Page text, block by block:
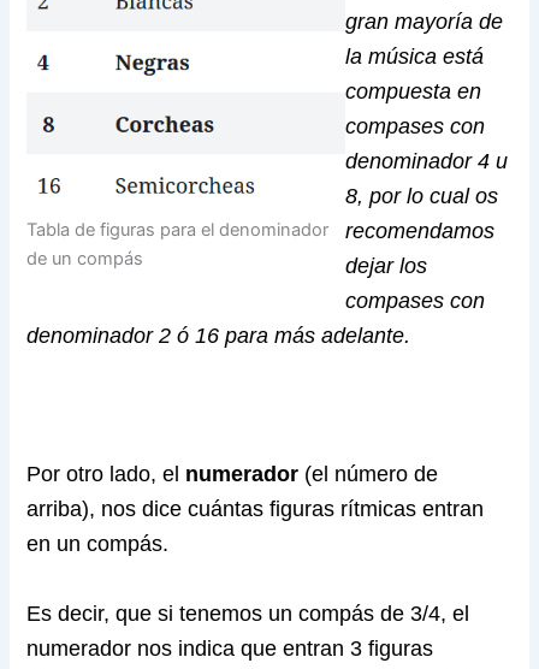
Tabla de figuras para el denominador
de un compás
gran mayoría de
la música está
compuesta en
compases con
denominador 4 u
8, por lo cual os
recomendamos
dejar los
compases con
denominador 2 ó 16 para más adelante.
Por otro lado, el numerador (el número de
arriba), nos dice cuántas figuras rítmicas entran
en un compás.
Es decir, que si tenemos un compás de 3/4, el
numerador nos indica que entran 3 figuras